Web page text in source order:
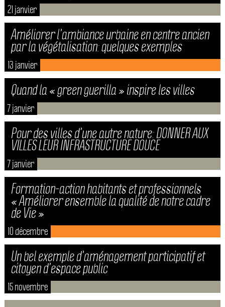
21 janvier
Améliorer l’ambiance urbaine en centre ancien
par la végétalisation: quelques exemples
13 janvier
Quand la « green guerilla » inspire les villes
7 janvier
Pour des villes d’une autre nature: DONNER AUX
VILLES LEUR INFRASTRUCTURE DOUCE
7 janvier
Formation-action habitants et professionnels
« Améliorer ensemble la qualité de notre cadre
de Vie »
10 décembre
Un bel exemple d’aménagement participatif et
citoyen d’espace public
15 novembre